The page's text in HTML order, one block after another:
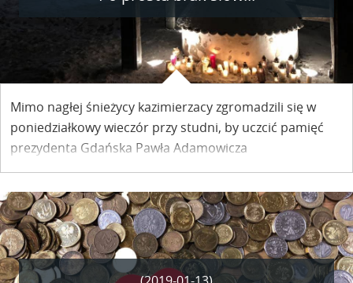
Mimo nagłej śnieżycy kazimierzacy zgromadzili się w
poniedziałkowy wieczór przy studni, by uczcić pamięć
prezydenta Gdańska Pawła Adamowicza
zamordowanego podczas 27. Finału Wielkiej Orkiestry
Świątecznej Pomocy.